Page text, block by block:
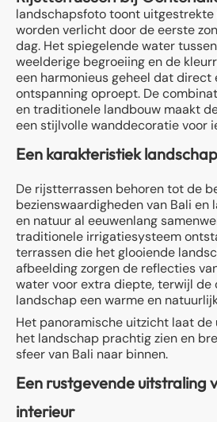
landschapsfoto toont
worden verlicht door de eerste
dag. Het spiegelende water
weelderige begroeiing en de
een harmonieus geheel dat direct
ontspanning oproept. De
en traditionele landbouw maakt
een stijlvolle wanddecoratie voor
Een karakteristiek
De rijstterrassen behoren tot de
bezienswaardigheden van Bali en
en natuur al eeuwenlang
traditionele irrigatiesysteem
terrassen die het glooiende
afbeelding zorgen de reflecties
water voor extra diepte, terwijl de
landschap een warme en
Het panoramische uitzicht laat
het landschap prachtig zien en
sfeer van Bali naar binnen.
Een rustgevende uitstraling
interieur